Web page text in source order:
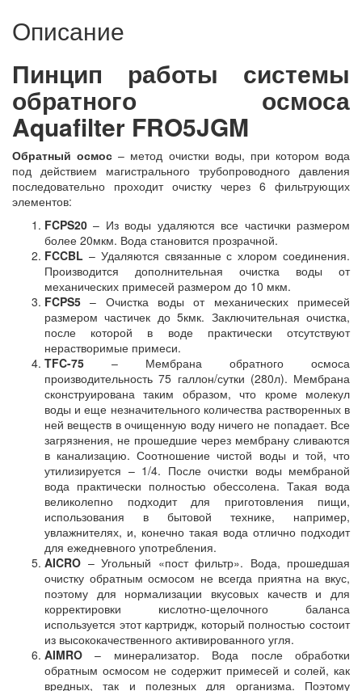
Описание
Пинцип работы системы
обратного осмоса
Aquafilter FRO5JGM
Обратный осмос – метод очистки воды, при котором вода
под действием магистрального трубопроводного давления
последовательно проходит очистку через 6 фильтрующих
элементов:
FCPS20– Из воды удаляются все частички размером
более 20мкм. Вода становится прозрачной.
FCCBL – Удаляются связанные с хлором соединения.
Производится дополнительная очистка воды от
механических примесей размером до 10 мкм.
FCPS5– Очистка воды от механических примесей
размером частичек до 5кмк. Заключительная очистка,
после которой в воде практически отсутствуют
нерастворимые примеси.
TFC-75 – Мембрана обратного осмоса
производительность 75 галлон/сутки (280л). Мембрана
сконструирована таким образом, что кроме молекул
воды и еще незначительного количества растворенных в
ней веществ в очищенную воду ничего не попадает. Все
загрязнения, не прошедшие через мембрану сливаются
в канализацию. Соотношение чистой воды и той, что
утилизируется – 1/4. После очистки воды мембраной
вода практически полностью обессолена. Такая вода
великолепно подходит для приготовления пищи,
использования в бытовой технике, например,
увлажнителях, и, конечно такая вода отлично подходит
для ежедневного употребления.
AICRO – Угольный «пост фильтр». Вода, прошедшая
очистку обратным осмосом не всегда приятна на вкус,
поэтому для нормализации вкусовых качеств и для
корректировки кислотно-щелочного баланса
используется этот картридж, который полностью состоит
из высококачественного активированного угля.
AIMRO– минерализатор. Вода после обработки
обратным осмосом не содержит примесей и солей, как
вредных, так и полезных для организма. Поэтому